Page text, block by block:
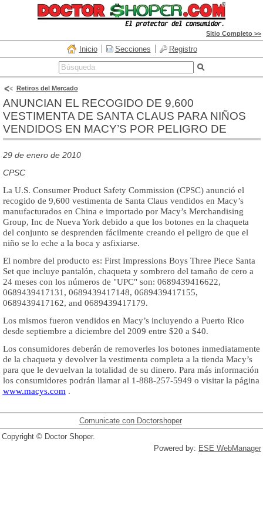
Sitio Completo >>
Inicio Secciones Registro
Retiros del Mercado
ANUNCIAN EL RECOGIDO DE 9,600
VESTIMENTA DE SANTA CLAUS PARA NIÑOS
VENDIDOS EN MACY’S POR PELIGRO DE
29 de enero de 2010
CPSC
La U.S. Consumer Product Safety Commission (CPSC) anunció el
recogido de 9,600 vestimenta de Santa Claus vendidos en Macy’s
manufacturados en China e importado por Macy’s Merchandising
Group, Inc de Nueva York debido a que los botones en la chaqueta
del conjunto se desprenden fácilmente creando el peligro de que el
niño se lo eche a la boca y asfixiarse.
El nombre del producto es: First Impressions Boys Three Piece Santa
Set que incluye pantalón, chaqueta y sombrero del tamaño de cero a
24 meses con los números de "UPC" son: 0689439416622,
0689439417131, 0689439417148, 0689439417155,
0689439417162, and 0689439417179.
Los mismos fueron vendidos en Macy’s incluyendo a Puerto Rico
desde septiembre a diciembre del 2009 entre $20 a $40.
Los consumidores deberán de removerles los botones inmediatamente
de la chaqueta y devolver la vestimenta completa a la tienda Macy’s
para que le devuelvan la totalidad de su dinero. Para más información
los consumidores podrán llamar al 1-888-257-5949 o visitar la página
www.macys.com .
Comunicate con Doctorshoper
Copyright © Doctor Shoper.
Powered by: ESE WebManager